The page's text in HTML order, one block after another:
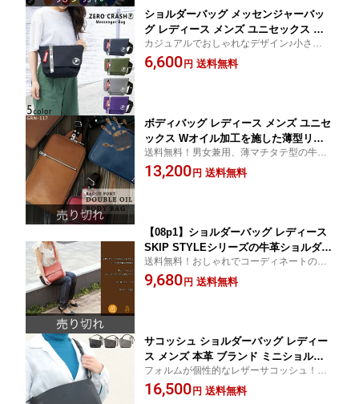
ショルダーバッグ メッセンジャーバッ
グ レディース メンズ ユニセックス 斜
めがけ 肩掛け アウトドア ナイロン 撥
水 ファスナー 大人 人気 カジュアル お
カジュアルでおしゃれなデザイン♪小さめの
サイズながら500mlペットボトルが楽々収
納できるミニメッセンジャーバッグ
6,600 円 送料無料
ボディバッグ レディース メンズ ユニセ
ックス Wオイル加工を施した薄型リア
ルレザーのワンショルダーバッグ BAG
GY PORT バギーポート 【人気ブランド
送料無料！男女兼用、薄マチタテ型の牛革
ボディバッグ
13,200 円 送料無料
【08p1】ショルダーバッグ レディース
SKIP STYLEシリーズの牛革ショルダー
遊喜 YUUKI【人気ブランドの本革ショ
ルダーバッグ】（4色）【#7516】【送
送料無料！おしゃれでコーディネートの幅
が広がる人気ブランドのショルダーバッグ
9,680 円 送料無料
サコッシュ ショルダーバッグ レディー
ス メンズ 本革 ブランド ミニショルダ
ー ボディバッグ レザー 牛革 日本製 薄
マチ コンパクト 小さい 小さめ おしゃ
フォルムが個性的なレザーサコッシュ！ポ
ケットが多くて使いやすい！落ち着いた色
味で男女問わずお使いいただけます。
16,500 円 送料無料